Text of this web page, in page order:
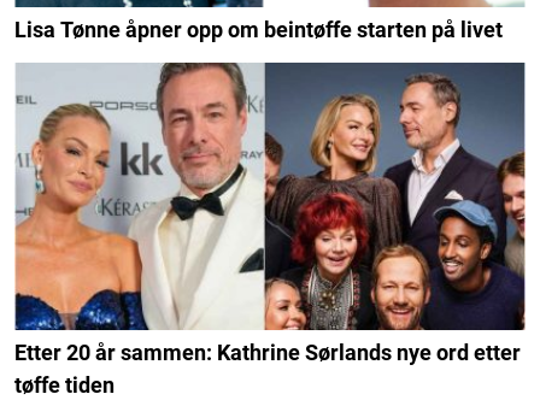
Lisa Tønne åpner opp om beintøffe starten på livet
Etter 20 år sammen: Kathrine Sørlands nye ord etter
tøffe tiden